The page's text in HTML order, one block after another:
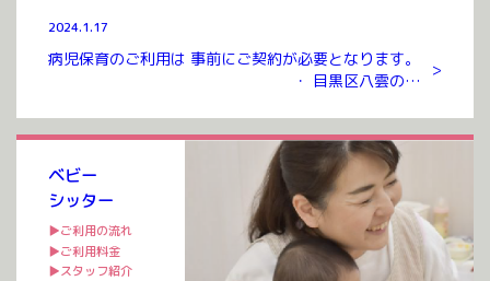
ベビー
シッター
▶ご利用の流れ
▶ご利用料金
▶スタッフ紹介
2024.1.17
病児保育のご利用は 事前にご契約が必要となります。
・ 目黒区八雲のお
いただいたのち ご利用が可能となります。 ご契約には
入会金、年会費 […]
>